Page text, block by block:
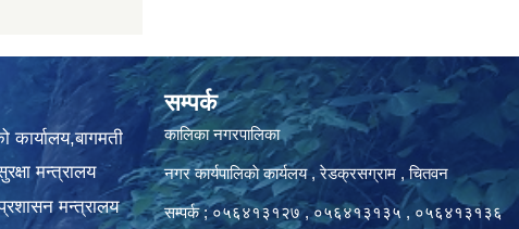
कार्यालय,बागमती
मन्त्रालय
मन्त्रालय
सम्पर्क
कालिका नगरपालिका
नगर कार्यपालिकाे कार्यलय‍ , रेडक्रसग्राम , चितवन
सम्पर्क ; ०५६४१३१२७ , ०५६४१३१३५ , ०५६४१३१३६